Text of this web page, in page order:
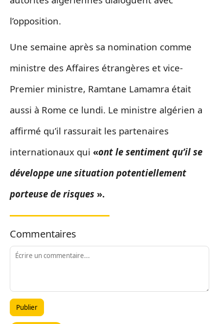
l’opposition.
Une semaine après sa nomination comme
ministre des Affaires étrangères et vice-
Premier ministre, Ramtane Lamamra était
aussi à Rome ce lundi. Le ministre algérien a
affirmé qu’il rassurait les partenaires
internationaux qui «ont le sentiment qu’il se
développe une situation potentiellement
porteuse de risques ».
Commentaires
Publier